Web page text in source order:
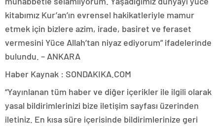
kitabımız Kur’an’ın evrensel hakikatleriyle mamur
etmek için bizlere azim, irade, basiret ve feraset
vermesini Yüce Allah’tan niyaz ediyorum” ifadelerinde
bulundu. – ANKARA
Haber Kaynak : SONDAKIKA.COM
“Yayınlanan tüm haber ve diğer içerikler ile ilgili olarak
yasal bildirimlerinizi bize iletişim sayfası üzerinden
iletiniz. En kısa süre içerisinde bildirimlerinize geri